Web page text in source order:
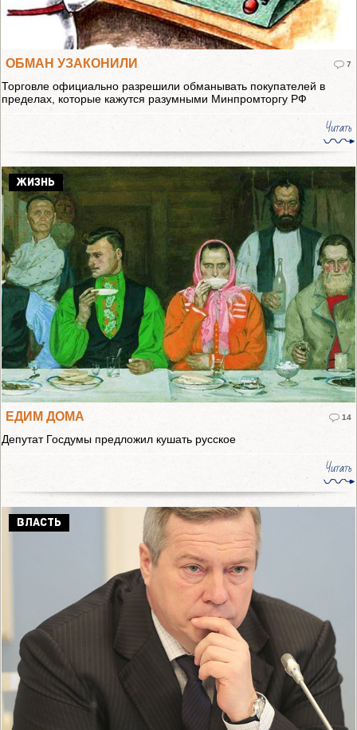
ОБМАН УЗАКОНИЛИ 7
Торговле официально разрешили обманывать покупателей в
пределах, которые кажутся разумными Минпромторгу РФ
Читать
ЖИЗНЬ
ЕДИМ ДОМА 14
Депутат Госдумы предложил кушать русское
Читать
ВЛАСТЬ